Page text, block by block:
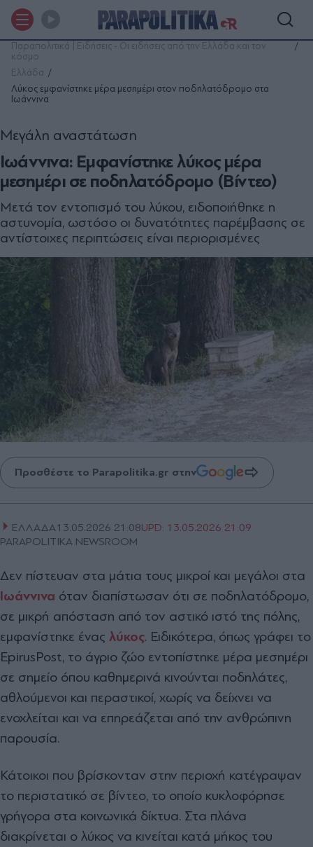
Παραπολιτικά | Ειδήσεις - Οι ειδήσεις από την Ελλάδα και τον
κόσμο
Ελλάδα
Λύκος εμφανίστηκε μέρα μεσημέρι στον ποδηλατόδρομο στα
Ιωάννινα
Ιωάννινα: Εμφανίστηκε λύκος μέρα
μεσημέρι σε ποδηλατόδρομο (Bίντεο)
Μεγάλη αναστάτωση
Μετά τον εντοπισμό του λύκου, ειδοποιήθηκε η
αστυνομία, ωστόσο οι δυνατότητες παρέμβασης σε
αντίστοιχες περιπτώσεις είναι περιορισμένες
Προσθέστε το Parapolitika.gr στην
ΕΛΛΑΔΑ13.05.2026 21:08UPD: 13.05.2026 21:09
PARAPOLITIKA NEWSROOM
Δεν πίστευαν στα μάτια τους μικροί και μεγάλοι στα
Ιωάννινα όταν διαπίστωσαν ότι σε ποδηλατόδρομο,
σε μικρή απόσταση από τον αστικό ιστό της πόλης,
εμφανίστηκε ένας λύκος. Ειδικότερα, όπως γράφει το
EpirusPost, το άγριο ζώο εντοπίστηκε μέρα μεσημέρι
σε σημείο όπου καθημερινά κινούνται ποδηλάτες,
αθλούμενοι και περαστικοί, χωρίς να δείχνει να
ενοχλείται και να επηρεάζεται από την ανθρώπινη
παρουσία.
Κάτοικοι που βρίσκονταν στην περιοχή κατέγραψαν
το περιστατικό σε βίντεο, το οποίο κυκλοφόρησε
γρήγορα στα κοινωνικά δίκτυα. Στα πλάνα
διακρίνεται ο λύκος να κινείται κατά μήκος του